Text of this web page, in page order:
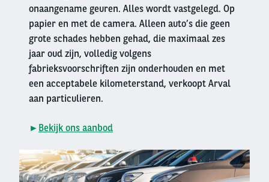
onaangename geuren. Alles wordt vastgelegd. Op
papier en met de camera. Alleen auto’s die geen
grote schades hebben gehad, die maximaal zes
jaar oud zijn, volledig volgens
fabrieksvoorschriften zijn onderhouden en met
een acceptabele kilometerstand, verkoopt Arval
aan particulieren.
► Bekijk ons aanbod
Right
column